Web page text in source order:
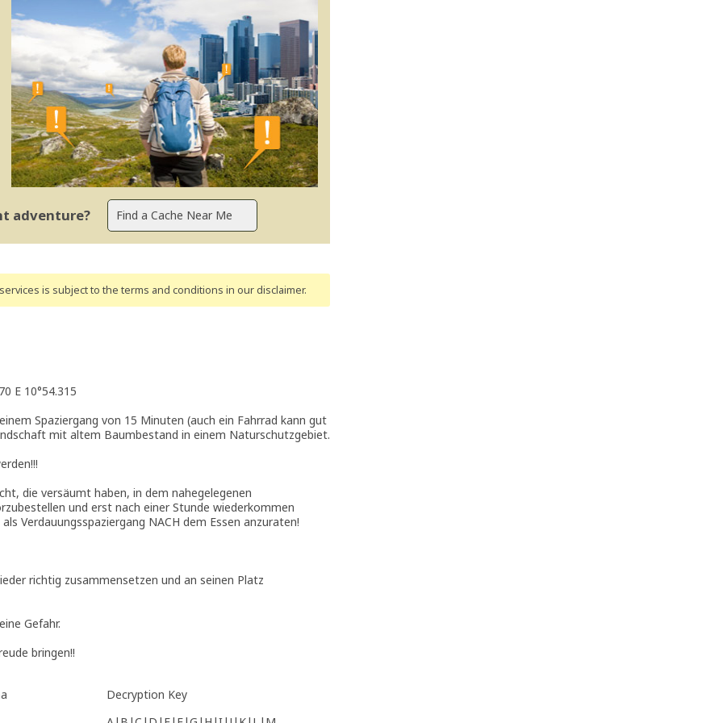
adventure?
is subject to the terms and conditions in our disclaimer.
E 10°54.315
Spaziergang von 15 Minuten (auch ein Fahrrad kann gut
mit altem Baumbestand in einem Naturschutzgebiet.
die versäumt haben, in dem nahegelegenen
und erst nach einer Stunde wiederkommen
Verdauungsspaziergang NACH dem Essen anzuraten!
richtig zusammensetzen und an seinen Platz
Gefahr.
bringen!!
Decryption Key